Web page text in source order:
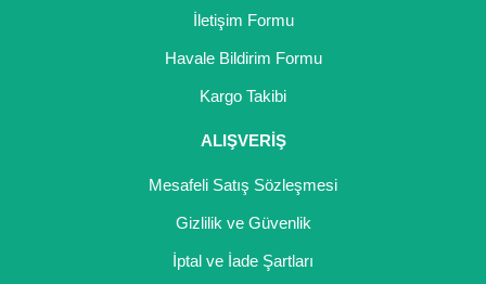
İletişim Formu
Havale Bildirim Formu
Kargo Takibi
ALIŞVERİŞ
Mesafeli Satış Sözleşmesi
Gizlilik ve Güvenlik
İptal ve İade Şartları